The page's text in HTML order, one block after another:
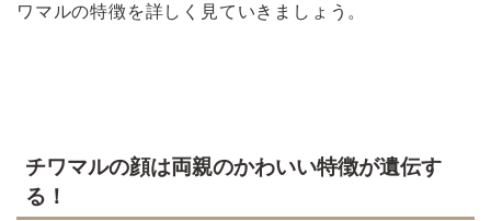
ワマルの特徴を詳しく見ていきましょう。
チワマルの顔は両親のかわいい特徴が遺伝す
る！